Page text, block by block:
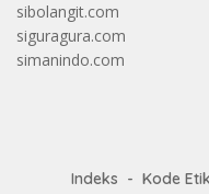
sibolangit.com
siguragura.com
simanindo.com
Indeks Kode Etik